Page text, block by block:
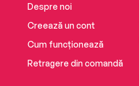
Despre noi
Creează un cont
Cum funcționează
Retragere din comandă